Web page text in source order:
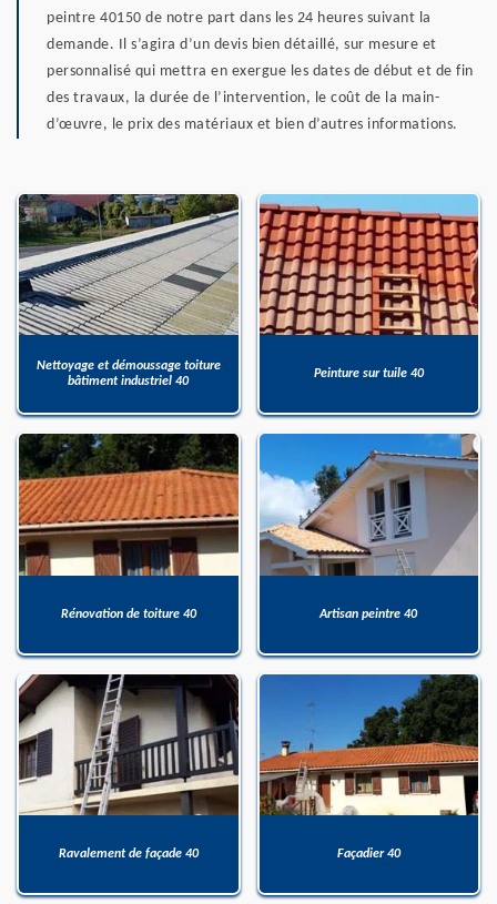
peintre 40150 de notre part dans les 24 heures suivant la
demande. Il s’agira d’un devis bien détaillé, sur mesure et
personnalisé qui mettra en exergue les dates de début et de fin
des travaux, la durée de l’intervention, le coût de la main-
d’œuvre, le prix des matériaux et bien d’autres informations.
Nettoyage et démoussage toiture
bâtiment industriel 40
Peinture sur tuile 40
Rénovation de toiture 40 Artisan peintre 40
Ravalement de façade 40 Façadier 40